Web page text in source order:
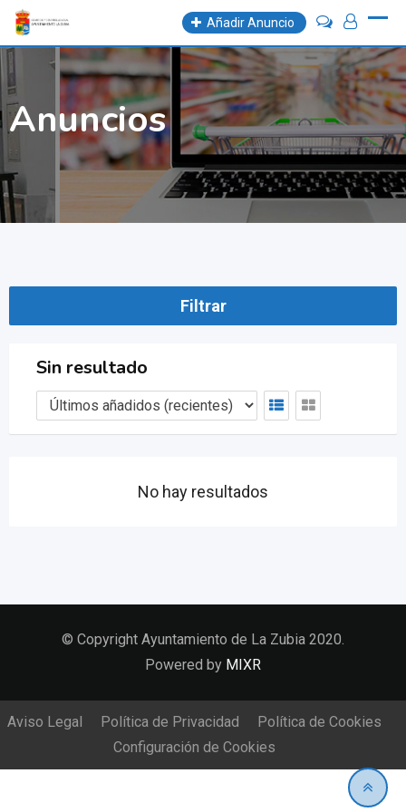
Skip
content
Añadir Anuncio
Anuncios
Filtrar
Sin resultado
No hay resultados
© Copyright Ayuntamiento de La Zubia 2020.
Powered by MIXR
Aviso Legal Política de Privacidad
Política de Cookies
Configuración de Cookies